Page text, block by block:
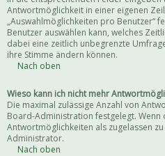
Antwortmöglichkeit in einer eigenen
„Auswahlmöglichkeiten pro Benutzer“
Benutzer auswählen kann, welches
dabei eine zeitlich unbegrenzte
ihre Stimme ändern können.
Nach oben
Wieso kann ich nicht mehr
Die maximal zulässige Anzahl von
Board-Administration festgelegt. Wenn
Antwortmöglichkeiten als zugelassen
Administrator.
Nach oben